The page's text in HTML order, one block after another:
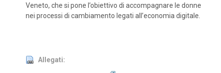
Veneto, che si pone l’obiettivo di accompagnare le donne
nei processi di cambiamento legati all’economia digitale.
Allegati: